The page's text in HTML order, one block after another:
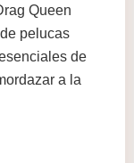
Queen
pelucas
de
a la